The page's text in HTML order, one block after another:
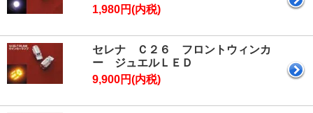
1,980円(内税)
セレナ Ｃ２６ フロントウィンカ
ー ジュエルＬＥＤ
9,900円(内税)